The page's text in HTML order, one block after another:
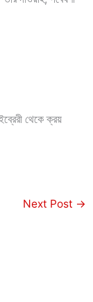
থেকে ক্রয়
Next Post →